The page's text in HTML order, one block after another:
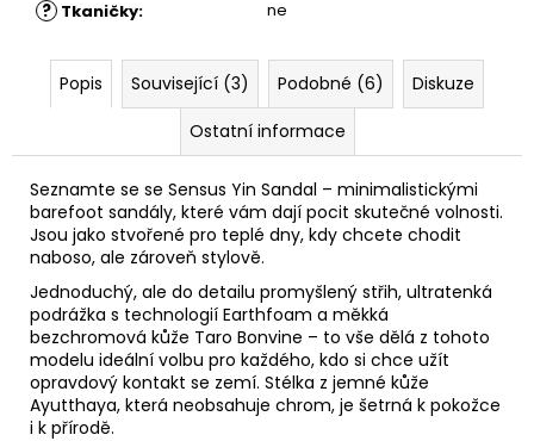
? Tkaničky: ne
Popis Související (3) Podobné (6)
Diskuze
Ostatní informace
Seznamte se se Sensus Yin Sandal – minimalistickými
barefoot sandály, které vám dají pocit skutečné volnosti.
Jsou jako stvořené pro teplé dny, kdy chcete chodit
naboso, ale zároveň stylově.
Jednoduchý, ale do detailu promyšlený střih, ultratenká
podrážka s technologií Earthfoam a měkká
bezchromová kůže Taro Bonvine – to vše dělá z tohoto
modelu ideální volbu pro každého, kdo si chce užít
opravdový kontakt se zemí. Stélka z jemné kůže
Ayutthaya, která neobsahuje chrom, je šetrná k pokožce
i k přírodě.